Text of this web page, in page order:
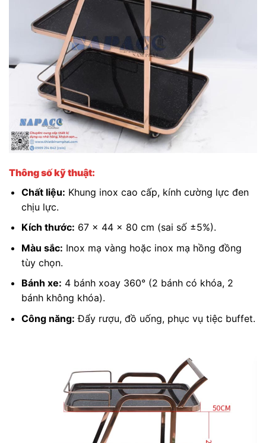
Thông số kỹ thuật:
Chất liệu: Khung inox cao cấp, kính cường lực đen
chịu lực.
Kích thước: 67 x 44 x 80 cm (sai số ±5%).
Màu sắc: Inox mạ vàng hoặc inox mạ hồng đồng
tùy chọn.
Bánh xe: 4 bánh xoay 360° (2 bánh có khóa, 2
bánh không khóa).
Công năng: Đẩy rượu, đồ uống, phục vụ tiệc buffet.